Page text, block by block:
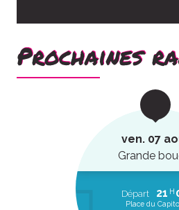
Prochaines
ven. 07
Grande
Départ 21 H
Place du